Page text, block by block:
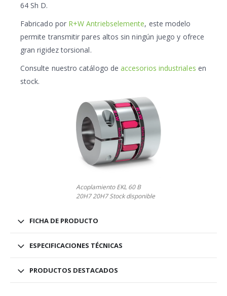
64 Sh D.
Fabricado por R+W Antriebselemente, este modelo
permite transmitir pares altos sin ningún juego y ofrece
gran rigidez torsional.
Consulte nuestro catálogo deaccesorios industriales en
stock.
Acoplamiento EKL 60 B
20H7 20H7 Stock disponible
FICHA DE PRODUCTO
ESPECIFICACIONES TÉCNICAS
PRODUCTOS DESTACADOS